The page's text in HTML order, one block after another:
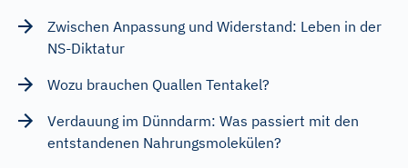
Zwischen Anpassung und Widerstand: Leben in der
NS-Diktatur
Wozu brauchen Quallen Tentakel?
Verdauung im Dünndarm: Was passiert mit den
entstandenen Nahrungsmolekülen?